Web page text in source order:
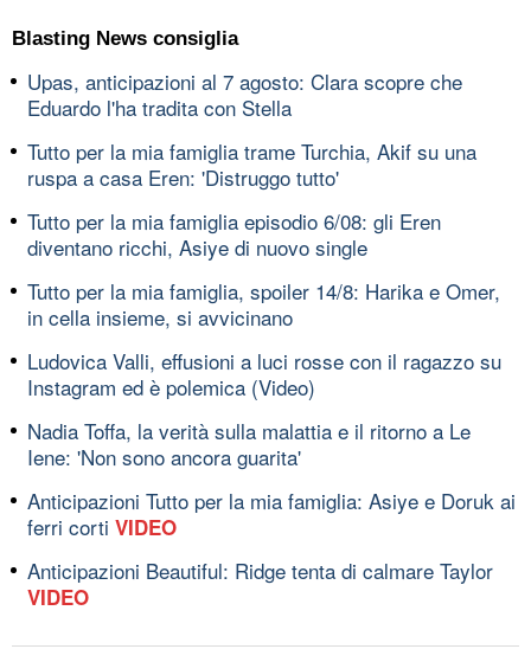
Blasting News consiglia
Upas, anticipazioni al 7 agosto: Clara scopre che
Eduardo l'ha tradita con Stella
Tutto per la mia famiglia trame Turchia, Akif su una
ruspa a casa Eren: 'Distruggo tutto'
Tutto per la mia famiglia episodio 6/08: gli Eren
diventano ricchi, Asiye di nuovo single
Tutto per la mia famiglia, spoiler 14/8: Harika e Omer,
in cella insieme, si avvicinano
Ludovica Valli, effusioni a luci rosse con il ragazzo su
Instagram ed è polemica (Video)
Nadia Toffa, la verità sulla malattia e il ritorno a Le
Iene: 'Non sono ancora guarita'
Anticipazioni Tutto per la mia famiglia: Asiye e Doruk ai
ferri corti VIDEO
Anticipazioni Beautiful: Ridge tenta di calmare Taylor
VIDEO